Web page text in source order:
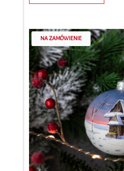
NA ZAMÓWIENIE